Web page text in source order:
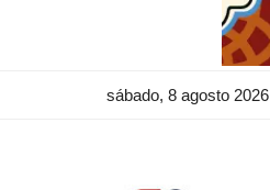
sábado, 8 agosto 2026